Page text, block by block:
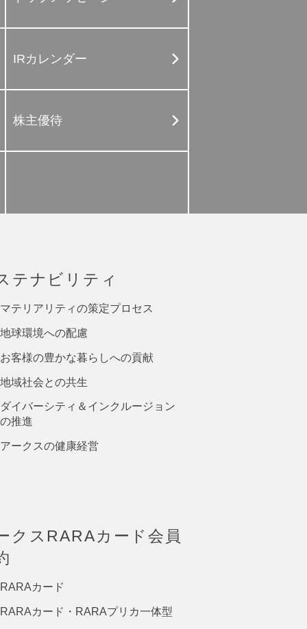
IRカレンダー
株主優待
テナビリティ
マテリアリティの策定プロセス
地球環境への配慮
お客様の豊かな暮らしへの貢献
地域社会との共生
ダイバーシティ＆インクルージョン
の推進
アークスの健康経営
クスRARAカード会員
RARAカード
RARAカード・RARAプリカ一体型